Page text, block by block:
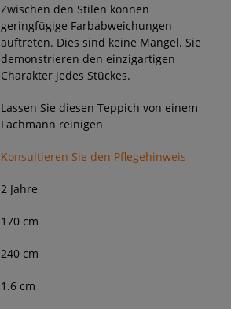
Zwischen den Stilen können
geringfügige Farbabweichungen
auftreten. Dies sind keine Mängel. Sie
demonstrieren den einzigartigen
Charakter jedes Stückes.
Lassen Sie diesen Teppich von einem
Fachmann reinigen
Konsultieren Sie den Pflegehinweis
2 Jahre
170cm
240cm
1.6 cm